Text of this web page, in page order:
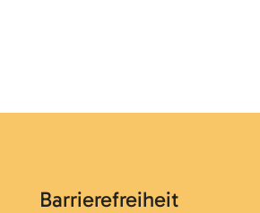
Barrierefreiheit